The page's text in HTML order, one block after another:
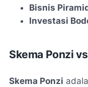
Bisnis
Investasi
Skema Ponzi
Skema Ponzi